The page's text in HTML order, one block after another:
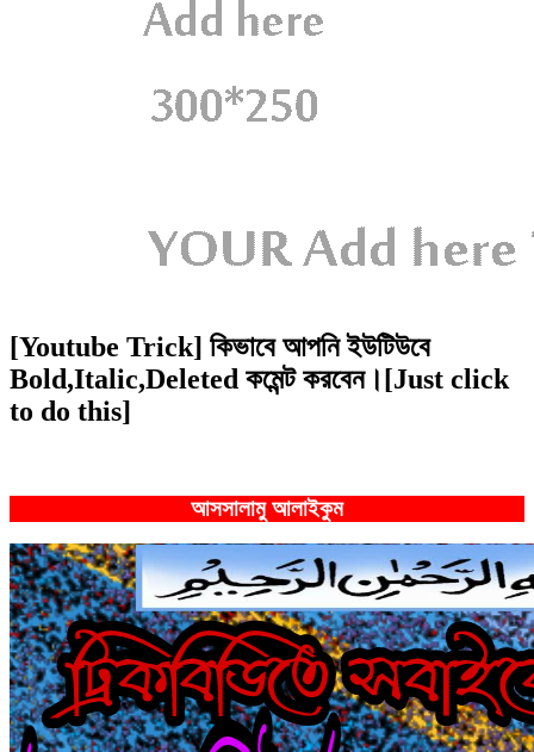
[Youtube Trick] কিভাবে আপনি ইউটিউবে
Bold,Italic,Deleted কমেন্ট করবেন।[Just click
to do this]
আসসালামু আলাইকুম